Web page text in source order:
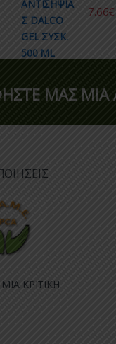
7.66€
ΜΑΣ ΜΙΑ
ΚΡΙΤΙΚΗ